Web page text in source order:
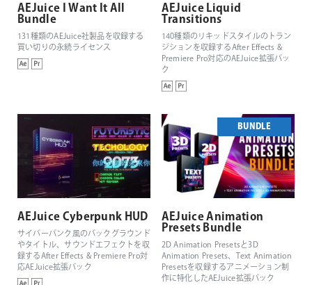
AEJuice I Want It All
Bundle
131種類のAEJuice社製品を収録する
買い切りの永続ライセンス
AEJuice Liquid
Transitions
140種類のリキッドスタイルのトラン
ジションを収録するAfter Effects &
Premiere Pro対応のAEJuice拡張パッ
ク
AEJuice Cyberpunk HUD
サイバーパンク風のバックグラウンド
やタイトル、サウンドエフェクトを収
録するAfter Effects & Premiere Pro対
応AEJuice拡張パック
BUNDLE
AEJuice Animation
Presets Bundle
2D Animation Presetsと3D
Animation Presets、Text Animation
Presetsを収録するアニメーション制
作に特化したAEJuice拡張パック